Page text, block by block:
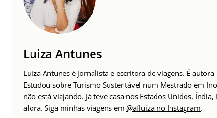
Luiza Antunes
Luiza Antunes é jornalista e escritora de viagens. É
Estudou sobre Turismo Sustentável num Mestrado em
não está viajando. Já teve casa nos Estados Unidos,
afora. Siga minhas viagens em @afluiza no Instagram.